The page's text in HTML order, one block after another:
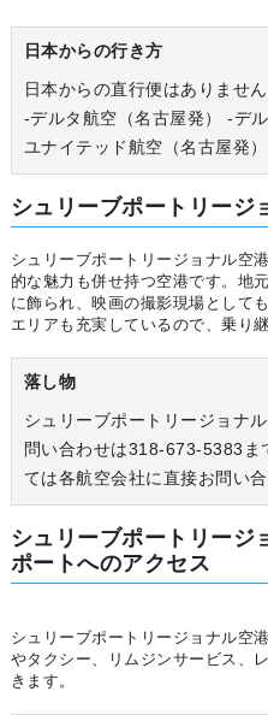
日本からの行き方
日本からの直行便はありませ
-デルタ航空（名古屋発） -デ
ユナイテッド航空（名古屋発）
シュリーブポートリージ
シュリーブポートリージョナル空
的な魅力も併せ持つ空港です。地
に飾られ、映画の撮影現場として
エリアも充実しているので、乗り
落し物
シュリーブポートリージョナ
問い合わせは318-673-5383ま
ては各航空会社に直接お問い合
シュリーブポートリージ
ポートへのアクセス
シュリーブポートリージョナル空
やタクシー、リムジンサービス、
きます。